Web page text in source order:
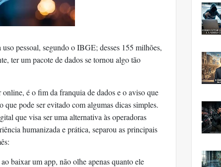
pessoal, segundo o IBGE; desses 155 milhões,
ter um pacote de dados se tornou algo tão
é o fim da franquia de dados e o aviso que
que pode ser evitado com algumas dicas simples.
que visa ser uma alternativa às operadoras
humanizada e prática, separou as principais
ao baixar um app, não olhe apenas quanto ele